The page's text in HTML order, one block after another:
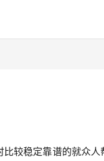
较稳定靠谱的就众人